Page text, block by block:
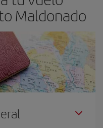
Maldonado